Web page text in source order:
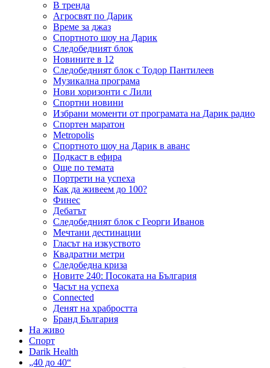
В тренда
Агросвят по Дарик
Време за джаз
Спортното шоу на Дарик
Следобедният блок
Новините в 12
Следобедният блок с Тодор Пантилеев
Музикална програма
Нови хоризонти с Лили
Спортни новини
Избрани моменти от програмата на Дарик радио
Спортен маратон
Metropolis
Спортното шоу на Дарик в аванс
Подкаст в ефира
Още по темата
Портрети на успеха
Как да живеем до 100?
Финес
Дебатът
Следобедният блок с Георги Иванов
Мечтани дестинации
Гласът на изкуството
Квадратни метри
Следобедна криза
Новите 240: Посоката на България
Часът на успеха
Connected
Денят на храбростта
Бранд България
На живо
Спорт
Darik Health
„40 до 40“